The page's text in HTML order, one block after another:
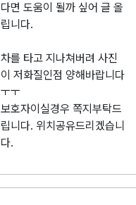
다면 도움이 될까 싶어 글 올
립니다.
차를 타고 지나쳐버려 사진
이 저화질인점 양해바랍니다
ㅜㅜ
보호자이실경우 쪽지부탁드
립니다. 위치공유드리겠습니
다.